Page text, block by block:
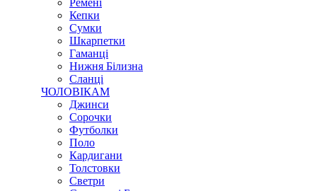
Ремені
Кепки
Сумки
Шкарпетки
Гаманці
Нижня Білизна
Сланці
ЧОЛОВІКАМ
Джинси
Сорочки
Футболки
Поло
Кардигани
Толстовки
Светри